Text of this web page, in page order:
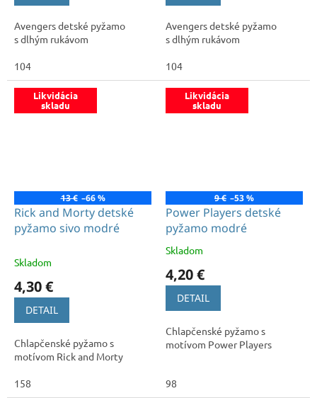
Avengers detské pyžamo
s dlhým rukávom
104
Avengers detské pyžamo
s dlhým rukávom
104
Likvidácia
skladu
13 € –66 %
Rick and Morty detské
pyžamo sivo modré
Skladom
4,30 €
DETAIL
Chlapčenské pyžamo s
motívom Rick and Morty
158
Likvidácia
skladu
9 € –53 %
Power Players detské
pyžamo modré
Priemerné
produktu
5,0
5
hviezdičiek.
Skladom
4,20 €
DETAIL
Chlapčenské pyžamo s
motívom Power Players
98